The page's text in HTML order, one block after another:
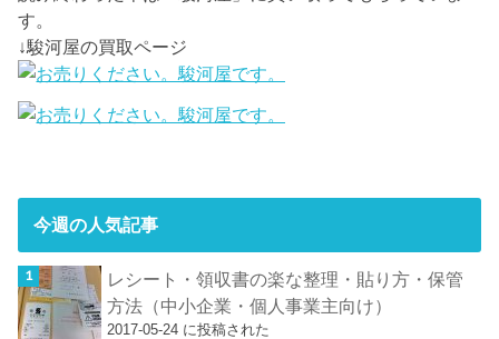
す。
↓駿河屋の買取ページ
今週の人気記事
レシート・領収書の楽な整理・貼り方・保管
方法（中小企業・個人事業主向け）
2017-05-24 に投稿された